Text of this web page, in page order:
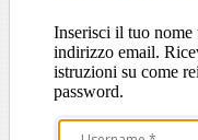
Inserisci il tuo nome
indirizzo email.
istruzioni su come
password.